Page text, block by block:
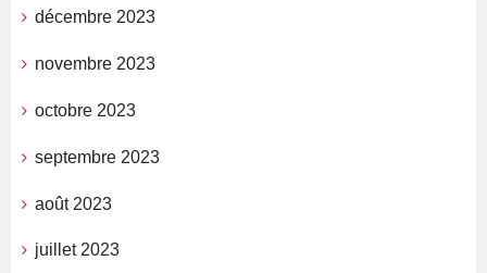
décembre 2023
novembre 2023
octobre 2023
septembre 2023
août 2023
juillet 2023